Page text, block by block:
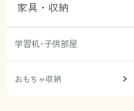
家具・収納
学習机･子供部屋
おもちゃ収納